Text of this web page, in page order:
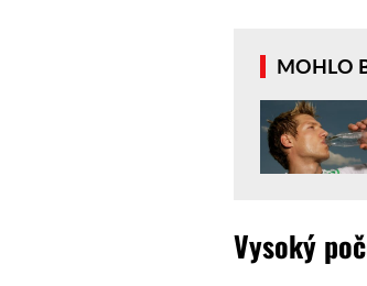
MOHLO
Vysoký